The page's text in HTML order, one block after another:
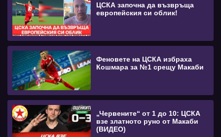
ЦСКА започна да възвръща
европейския си облик!
Феновете на ЦСКА избраха
Кошмара за №1 срещу Макаби
„Червените“ от 1 до 10: ЦСКА
взе златното руно от Макаби
(ВИДЕО)